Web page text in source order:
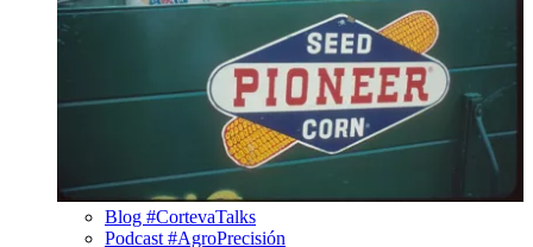
Blog #CortevaTalks
Podcast #AgroPrecisión